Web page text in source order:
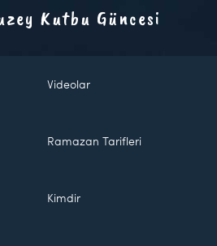
Kutbu Güncesi
Videolar
Ramazan Tarifleri
Kimdir